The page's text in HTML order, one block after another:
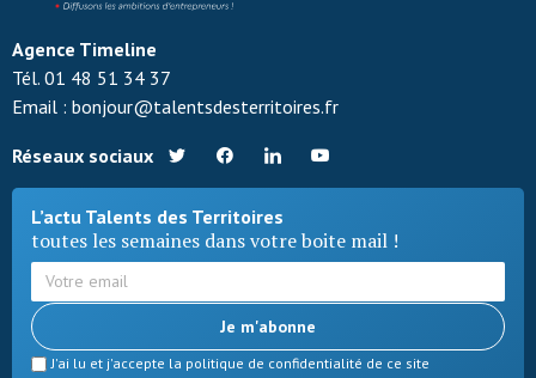
Agence Timeline
Tél. 01 48 51 34 37
Email : bonjour@talentsdesterritoires.fr
Réseaux sociaux
L’actu Talents des Territoires
toutes les semaines dans votre boite mail !
J'ai lu et j'accepte la politique de confidentialité de ce site
Je m'abonne